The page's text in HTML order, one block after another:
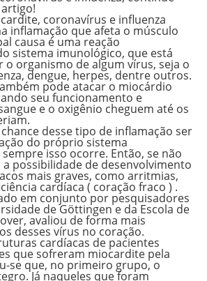
coronavírus e influenza
inflamação que afeta o músculo
causa é uma reação
sistema imunológico, que está
organismo de algum vírus, seja o
dengue, herpes, dentre outros.
podeatacar o miocárdio
seu funcionamento e
e o oxigênio cheguem até os
desse tipo de inflamação ser
do próprio sistema
isso ocorre. Então, se não
possibilidade de desenvolvimento
mais graves, como arritmias,
cardíaca ( coração fraco ) .
em conjunto por pesquisadores
de Göttingen e da Escola de
, avaliou de forma mais
desses vírus no coração.
cardíacas de pacientes
que sofreram miocardite pela
se que, no primeiro grupo, o
Já naqueles que foram